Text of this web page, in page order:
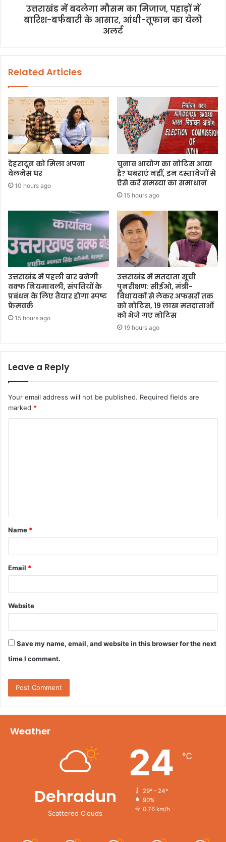
उत्तराखंड में बदलेगा मौसम का मिजाज, पहाड़ों में
बारिश-बर्फबारी के आसार, आंधी-तूफान का येलो
अलर्ट
Related Articles
देहरादून को मिला अपना
वेलनेस घर
10 hours ago
चुनाव आयोग का नोटिस आया
है? घबराएं नहीं, इन दस्तावेजों से
ऐसे करें समस्या का समाधान
15 hours ago
उत्तराखंड में पहली बार बनेगी
वक्फ नियमावली, संपत्तियों के
प्रबंधन के लिए तैयार होगा स्पष्ट
फ्रेमवर्क
15 hours ago
उत्तराखंड में मतदाता सूची
पुनरीक्षण: सीईओ, मंत्री-
विधायकों से लेकर अफसरों तक
को नोटिस, 19 लाख मतदाताओं
को भेजे गए नोटिस
19 hours ago
Leave a Reply
Your email address will not be published. Required fields are
marked *
t
*
Name *
Email *
Website
Save my name, email, and website in this browser for the next
time I comment.
Weather
Dehradun
Scattered Clouds
24 ℃
29º - 24º
90%
0.76 km/h